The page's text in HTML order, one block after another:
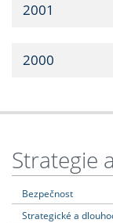
2001
2000
Strategie
Bezpečnost
Strategické a